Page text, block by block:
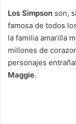
Los Simpson son,
famosa de todos
la familia amarilla
millones de
personajes
Maggie.